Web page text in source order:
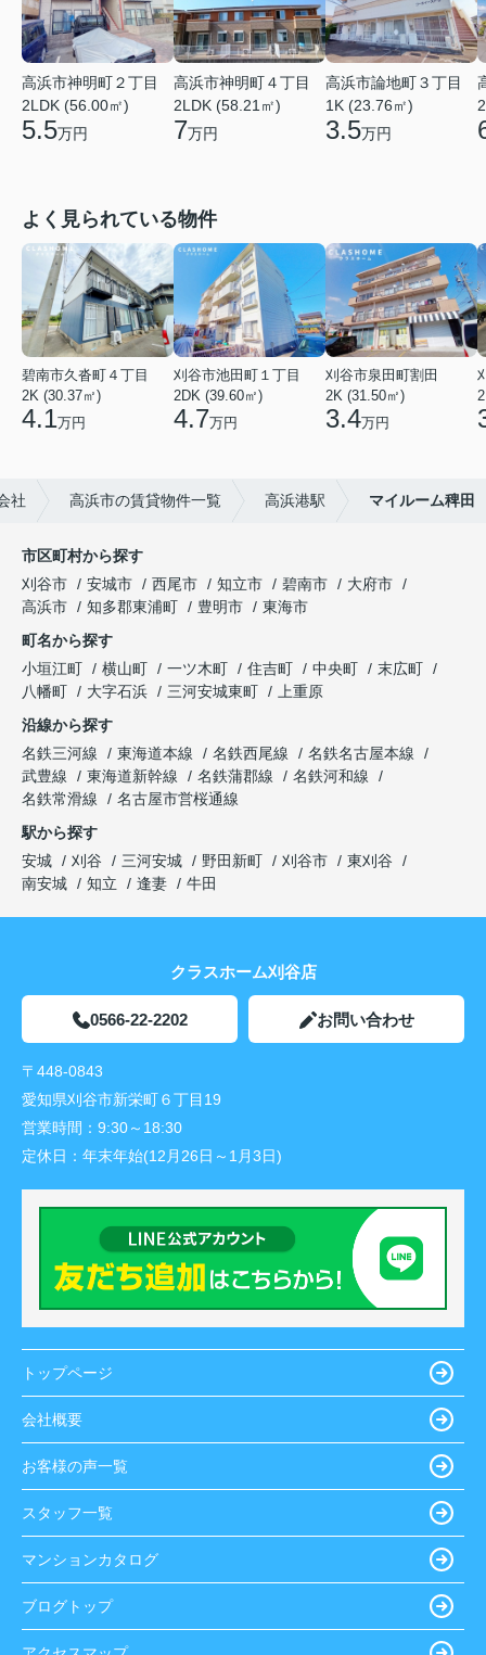
高浜市神明町２丁目
2LDK (56.00㎡)
5.5万円
高浜市神明町４丁目
2LDK (58.21㎡)
7万円
高浜市論地町３丁目
1K (23.76㎡)
3.5万円
よく見られている物件
碧南市久沓町４丁目
2K (30.37㎡)
4.1万円
刈谷市池田町１丁目
2DK (39.60㎡)
4.7万円
刈谷市泉田町割田
2K (31.50㎡)
3.4万円
社 高浜市の賃貸物件一覧 高浜港駅 マイルーム稗田
市区町村から探す
刈谷市
安城市 西尾市 知立市 碧南市
大府市
高浜市
知多郡東浦町 豊明市
東海市
町名から探す
小垣江町
横山町 一ツ木町 住吉町 中央町
末広町
八幡町
大字石浜 三河安城東町
上重原
沿線から探す
名鉄三河線
東海道本線 名鉄西尾線
名鉄名古屋本線
武豊線
東海道新幹線 名鉄蒲郡線
名鉄河和線
名鉄常滑線
名古屋市営桜通線
駅から探す
安城
刈谷 三河安城 野田新町 刈谷市
東刈谷
南安城
知立 逢妻 牛田
クラスホーム刈谷店
0566-22-2202 お問い合わせ
〒448-0843
愛知県刈谷市新栄町６丁目19
営業時間： 9:30～18:30
定休日： 年末年始(12月26日～1月3日)
トップページ
会社概要
お客様の声一覧
スタッフ一覧
マンションカタログ
ブログトップ